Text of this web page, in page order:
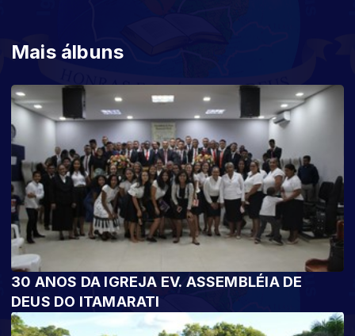
Mais álbuns
30 ANOS DA IGREJA EV. ASSEMBLÉIA DE
DEUS DO ITAMARATI